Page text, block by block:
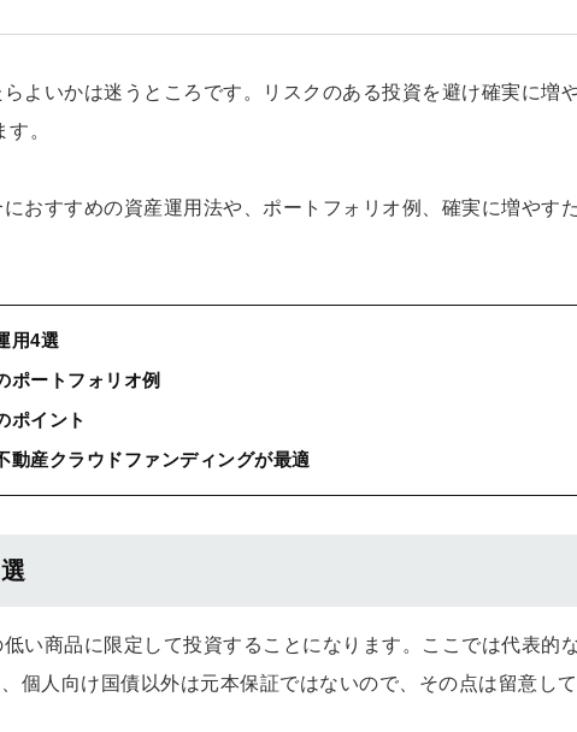
よいかは迷うところです。リスクのある投資を避け確実に増
。
おすすめの資産運用法や、ポートフォリオ例、確実に増やす
用4選
ポートフォリオ例
ポイント
動産クラウドファンディングが最適
い商品に限定して投資することになります。ここでは代表的
個人向け国債以外は元本保証ではないので、その点は留意し